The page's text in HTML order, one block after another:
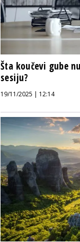
Šta koučevi gube
sesiju?
19/11/2025 | 12:14